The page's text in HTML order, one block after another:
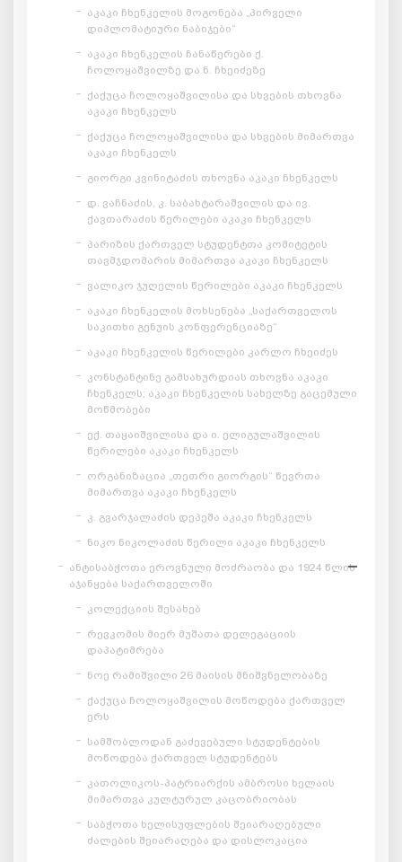
აკაკი ჩხენკელის მოგონება „პირველი
დიპლომატიური ნაბიჯები“
აკაკი ჩხენკელის ჩანაწერები ქ.
ჩოლოყაშვილზე და ნ. ჩხეიძეზე
ქაქუცა ჩოლოყაშვილისა და სხვების თხოვნა
აკაკი ჩხენკელს
ქაქუცა ჩოლოყაშვილისა და სხვების მიმართვა
აკაკი ჩხენკელს
გიორგი კვინიტაძის თხოვნა აკაკი ჩხენკელს
დ. ვაჩნაძის, კ. საბახტარაშვილის და ივ.
ქავთარაძის წერილები აკაკი ჩხენკელს
პარიზის ქართველ სტუდენტთა კომიტეტის
თავმჯდომარის მიმართვა აკაკი ჩხენკელს
ვალიკო ჯუღელის წერილები აკაკი ჩხენკელს
აკაკი ჩხენკელის მოხსენება „საქართველოს
საკითხი გენუის კონფერენციაზე“
აკაკი ჩხენკელის წერილები კარლო ჩხეიძეს
კონსტანტინე გამსახურდიას თხოვნა აკაკი
ჩხენკელს; აკაკი ჩხენკელის სახელზე გაცემული
მოწმობები
ექ. თაყაიშვილისა და ი. ელიგულაშვილის
წერილები აკაკი ჩხენკელს
ორგანიზაცია „თეთრი გიორგის“ წევრთა
მიმართვა აკაკი ჩხენკელს
კ. გვარჯალაძის დეპეშა აკაკი ჩხენკელს
ნიკო ნიკოლაძის წერილი აკაკი ჩხენკელს
ანტისაბჭოთა ეროვნული მოძრაობა და 1924 წლის
აჯანყება საქართველოში
კოლექციის შესახებ
რევკომის მიერ მუშათა დელეგაციის
დაპატიმრება
ნოე რამიშვილი 26 მაისის მნიშვნელობაზე
ქაქუცა ჩოლოყაშვილის მოწოდება ქართველ
ერს
სამშობლოდან გაძევებული სტუდენტების
მოწოდება ქართველ სტუდენტებს
კათოლიკოს-პატრიარქის ამბროსი ხელაის
მიმართვა კულტურულ კაცობრიობას
საბჭოთა ხელისუფლების შეიარაღებული
ძალების შეიარაღება და დისლოკაცია